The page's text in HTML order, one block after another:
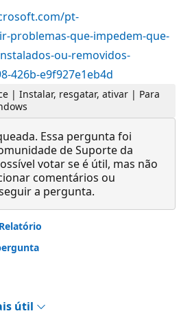
pt-
problemas-que-impedem-que-
ou-removidos-
426b-e9f927e1eb4d
| Instalar, resgatar, ativar | Para
Essa pergunta foi
de Suporte da
votar se é útil, mas não
comentários ou
a pergunta.
Relatório
útil